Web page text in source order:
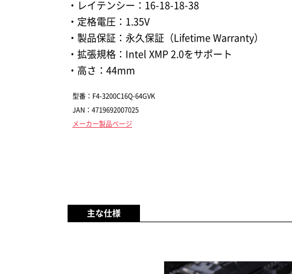
・レイテンシー：16-18-18-38
・定格電圧：1.35V
・製品保証：永久保証（Lifetime Warranty）
・拡張規格：Intel XMP 2.0をサポート
・高さ：44mm
型番：F4-3200C16Q-64GVK
JAN：4719692007025
メーカー製品ページ
主な仕様